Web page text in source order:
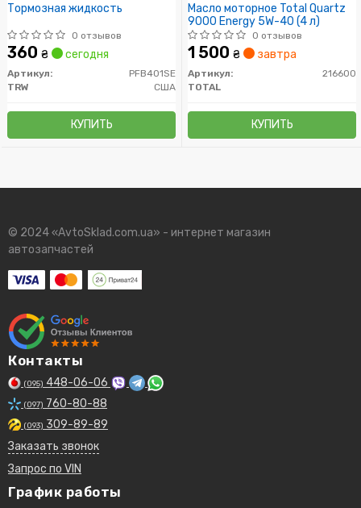
Тормозная жидкость
0 отзывов
360 ₴ сегодня
Артикул:
PFB401SE
TRW
США
КУПИТЬ
Масло моторное Total Quartz
9000 Energy 5W-40 (4 л)
0 отзывов
1 500 ₴ завтра
Артикул:
216600
TOTAL
КУПИТЬ
© 2024 «AvtoSklad.com.ua» - интернет магазин
автозапчастей
Контакты
(095) 448-06-06
(097) 760-80-88
(093) 309-89-89
Заказать звонок
Запрос по VIN
График работы